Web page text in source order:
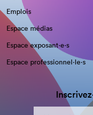
Emplois
Espace médias
Espace exposant·e⋅s
Espace professionnel·le⋅s